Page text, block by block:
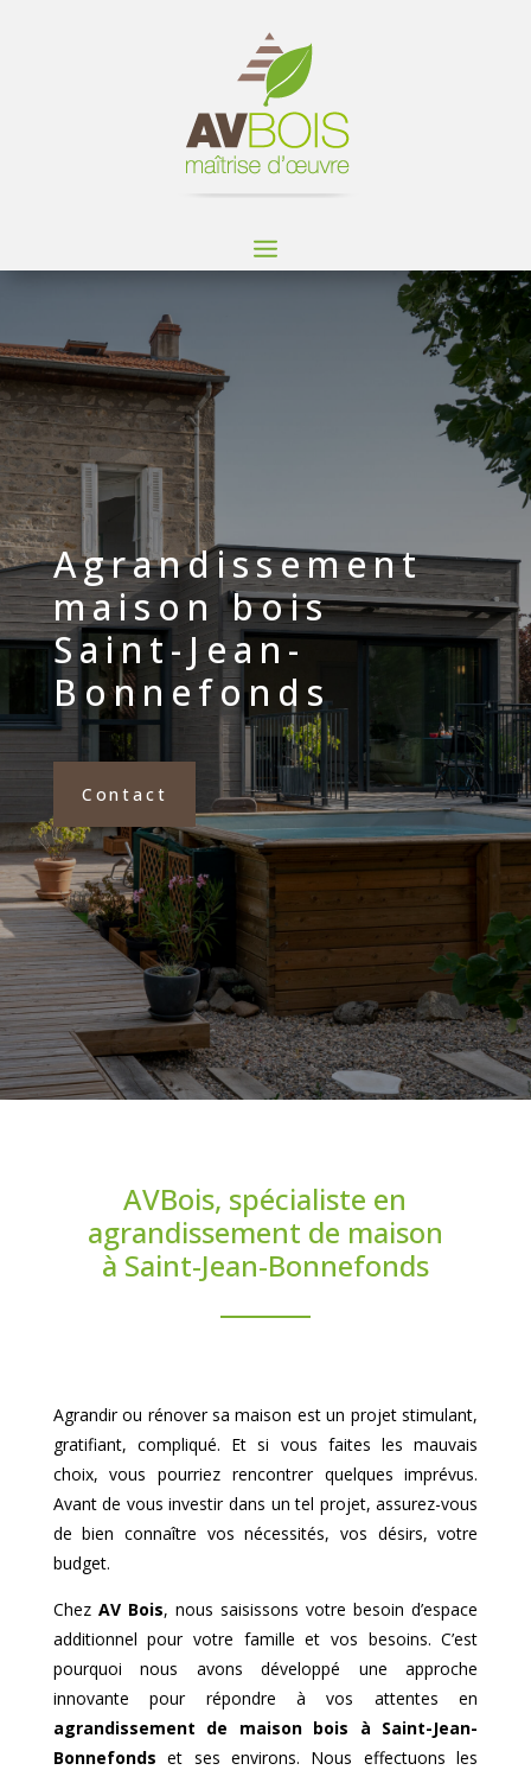
Agrandissement
maison bois
Saint-Jean-
Bonnefonds
Contact
AVBois, spécialiste en
agrandissement de maison
à Saint-Jean-Bonnefonds
Agrandir ou rénover sa maison est un projet stimulant,
gratifiant, compliqué. Et si vous faites les mauvais
choix, vous pourriez rencontrer quelques imprévus.
Avant de vous investir dans un tel projet, assurez-vous
de bien connaître vos nécessités, vos désirs, votre
budget.
Chez AV Bois, nous saisissons votre besoin d’espace
additionnel pour votre famille et vos besoins. C’est
pourquoi nous avons développé une approche
innovante pour répondre à vos attentes en
agrandissement de maison bois à Saint-Jean-
Bonnefonds et ses environs. Nous effectuons les